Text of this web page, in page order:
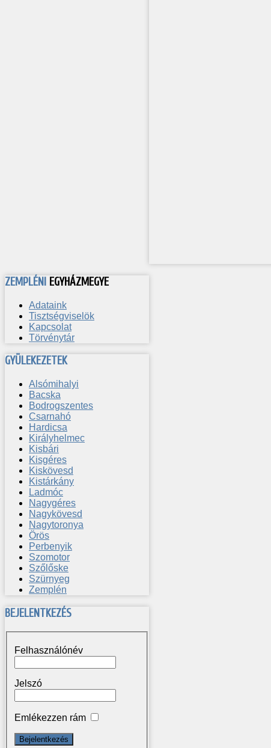
ZEMPLÉNI EGYHÁZMEGYE
Adataink
Tisztségviselök
Kapcsolat
Törvénytár
GYÜLEKEZETEK
Alsómihalyi
Bacska
Bodrogszentes
Csarnahó
Hardicsa
Királyhelmec
Kisbári
Kisgéres
Kiskövesd
Kistárkány
Ladmóc
Nagygéres
Nagykövesd
Nagytoronya
Örös
Perbenyik
Szomotor
Szőlőske
Szürnyeg
Zemplén
BEJELENTKEZÉS
Felhasználónév
Jelszó
Emlékezzen rám